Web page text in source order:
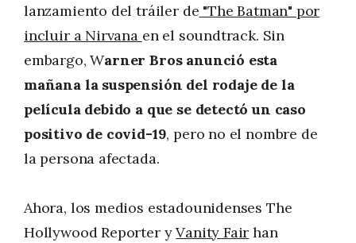
lanzamiento del tráiler de "The Batman" por
incluir a Nirvana en el soundtrack. Sin
embargo, Warner Bros anunció esta
mañana la suspensión del rodaje de la
película debido a que se detectó un caso
positivo de covid-19, pero no el nombre de
la persona afectada.
Ahora, los medios estadounidenses The
Hollywood Reporter yVanity Fair han